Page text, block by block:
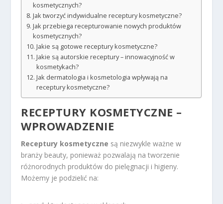
kosmetycznych?
Jak tworzyć indywidualne receptury kosmetyczne?
Jak przebiega recepturowanie nowych produktów
kosmetycznych?
Jakie są gotowe receptury kosmetyczne?
Jakie są autorskie receptury – innowacyjność w
kosmetykach?
Jak dermatologia i kosmetologia wpływają na
receptury kosmetyczne?
RECEPTURY KOSMETYCZNE –
WPROWADZENIE
Receptury kosmetyczne są niezwykle ważne w
branży beauty, ponieważ pozwalają na tworzenie
różnorodnych produktów do pielęgnacji i higieny.
Możemy je podzielić na: